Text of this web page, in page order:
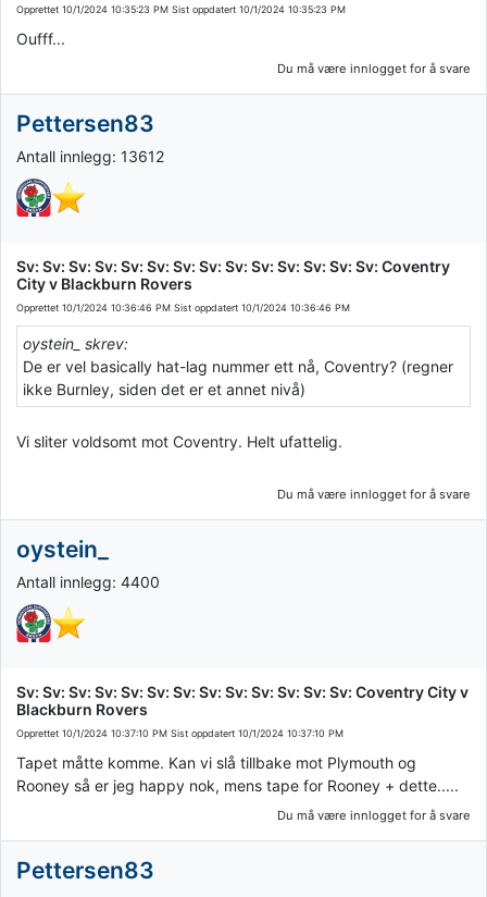
Opprettet 10/1/2024 10:35:23 PM Sist oppdatert 10/1/2024 10:35:23 PM
Oufff...
Du må være innlogget for å svare
Pettersen83
Antall innlegg: 13612
Sv: Sv: Sv: Sv: Sv: Sv: Sv: Sv: Sv: Sv: Sv: Sv: Sv: Sv: Coventry
City v Blackburn Rovers
Opprettet 10/1/2024 10:36:46 PM Sist oppdatert 10/1/2024 10:36:46 PM
oystein_ skrev:
De er vel basically hat-lag nummer ett nå, Coventry? (regner
ikke Burnley, siden det er et annet nivå)
Vi sliter voldsomt mot Coventry. Helt ufattelig.
Du må være innlogget for å svare
oystein_
Antall innlegg: 4400
Sv: Sv: Sv: Sv: Sv: Sv: Sv: Sv: Sv: Sv: Sv: Sv: Sv: Coventry City v
Blackburn Rovers
Opprettet 10/1/2024 10:37:10 PM Sist oppdatert 10/1/2024 10:37:10 PM
Tapet måtte komme. Kan vi slå tillbake mot Plymouth og
Rooney så er jeg happy nok, mens tape for Rooney + dette.....
Du må være innlogget for å svare
Pettersen83